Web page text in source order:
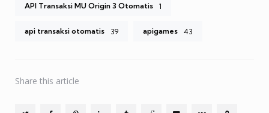
API Transaksi MU Origin 3 Otomatis 1
api transaksi otomatis 39 apigames 43
Share this article